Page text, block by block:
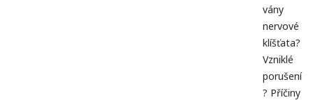
vány
nervové
klíšťata?
Vzniklé
porušení
? Příčiny